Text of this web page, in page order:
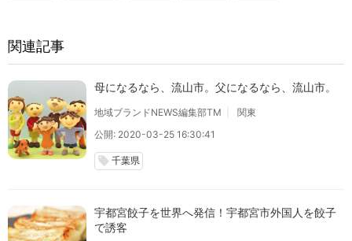
関連記事
母になるなら、流山市。父になるなら、流山市。
地域ブランドNEWS編集部TM
関東
公開: 2020-03-25 16:30:41
local_offer 千葉県
宇都宮餃子を世界へ発信！宇都宮市外国人を餃子
で誘客